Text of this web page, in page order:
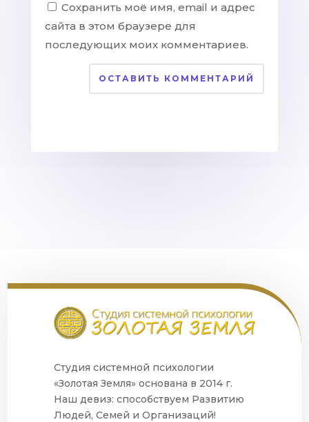
Сохранить моё имя, email и адрес
сайта в этом браузере для
последующих моих комментариев.
ОСТАВИТЬ КОММЕНТАРИЙ
Студия системной психологии
«Золотая Земля» основана в 2014 г.
Наш девиз: способствуем Развитию
Людей, Семей и Организаций!